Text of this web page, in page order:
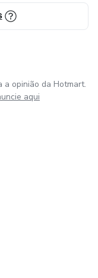
opinião da Hotmart.
aqui